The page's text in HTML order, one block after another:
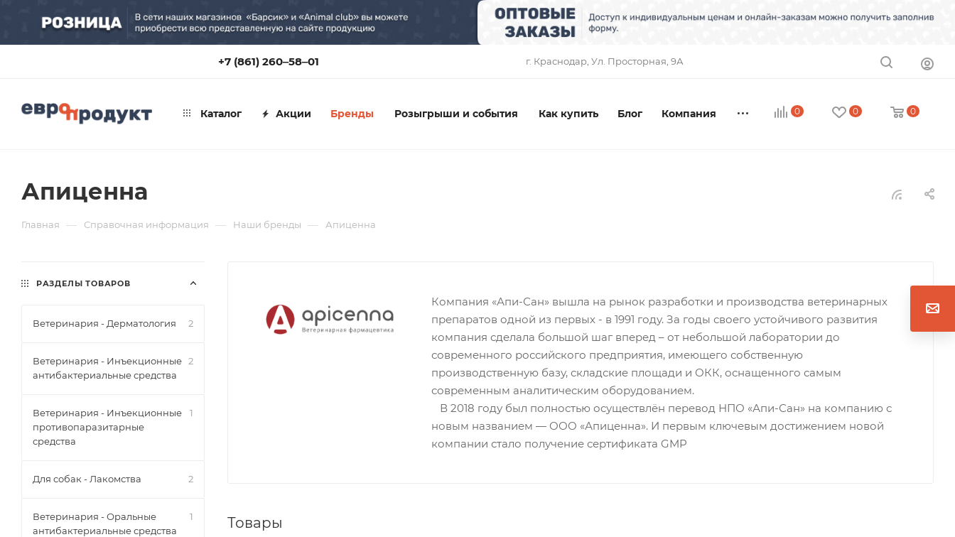
+7 (861) 260‒58‒01 г. Краснодар, ​Ул. Просторная, 9А
0 0 0
Каталог Акции Бренды Розыгрыши и события Как купить Блог Компания
Апиценна
Главная — Справочная информация — Наши бренды — Апиценна
Компания «Апи-Сан» вышла на рынок разработки и производства ветеринарных
препаратов одной из первых - в 1991 году. За годы своего устойчивого развития
компания сделала большой шаг вперед – от небольшой лаборатории до
современного российского предприятия, имеющего собственную
производственную базу, складские площади и ОКК, оснащенного самым
современным аналитическим оборудованием.
В 2018 году был полностью осуществлён перевод НПО «Апи-Сан» на компанию с
новым названием — ООО «Апиценна». И первым ключевым достижением новой
компании стало получение сертификата GMP
Товары
РАЗДЕЛЫ ТОВАРОВ
Ветеринария - Дерматология 2
Ветеринария - Инъекционные
антибактериальные средства
2
Ветеринария - Инъекционные
противопаразитарные
средства
1
Для собак - Лакомства 2
Ветеринария - Оральные
антибактериальные средства
1